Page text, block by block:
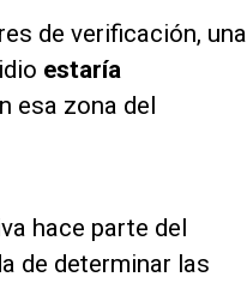
de verificación, una
estaría
esa zona del
hace parte del
de determinar las